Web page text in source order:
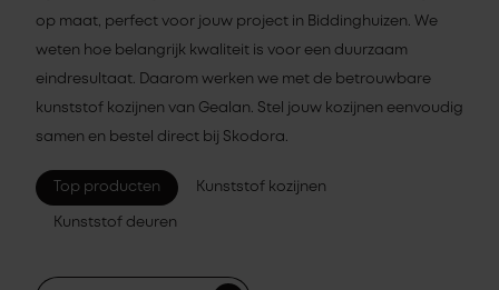
op maat, perfect voor jouw project in Biddinghuizen. We
weten hoe belangrijk kwaliteit is voor een duurzaam
eindresultaat. Daarom werken we met de betrouwbare
kunststof kozijnen van Gealan. Stel jouw kozijnen eenvoudig
samen en bestel direct bij Skodora.
Top producten Kunststof kozijnen
Kunststof deuren